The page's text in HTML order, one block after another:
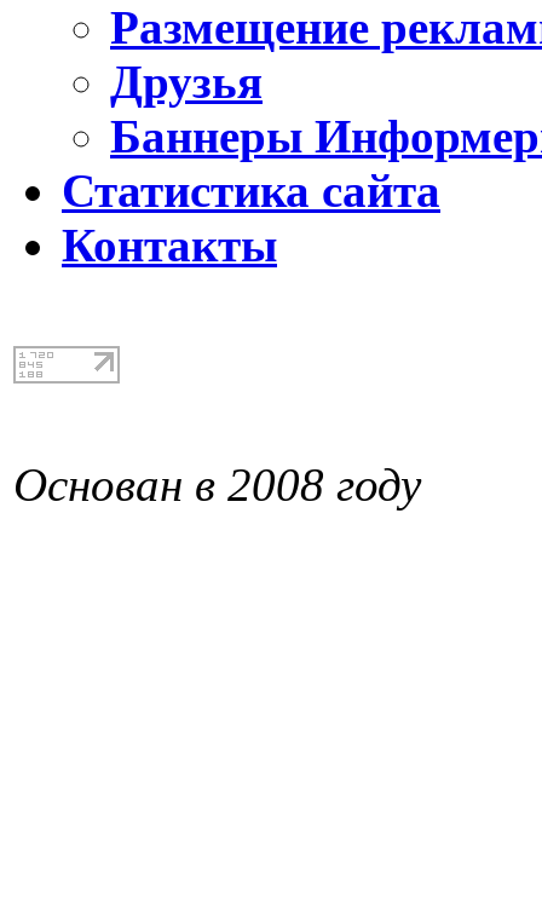
Размещение
Друзья
Баннеры
Статистика сайта
Контакты
Основан в 2008 году